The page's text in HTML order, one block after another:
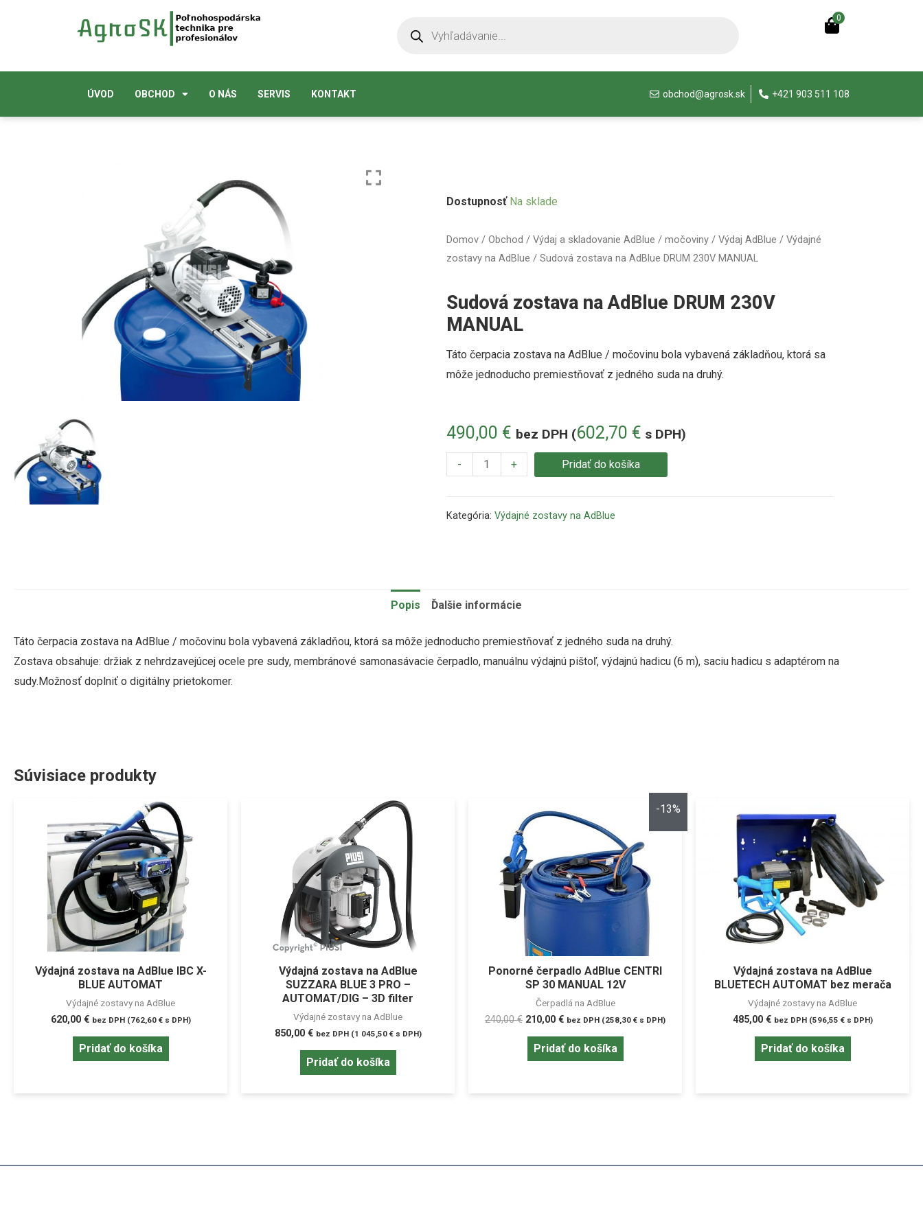
0
ÚVOD OBCHOD O NÁS SERVIS KONTAKT obchod@agrosk.sk +421 903 511 108
Domov/ Obchod / Výdaj a skladovanie AdBlue / močoviny/ Výdaj AdBlue / Výdajné
zostavy na AdBlue / Sudová zostava na AdBlue DRUM 230V MANUAL
Sudová zostava na AdBlue DRUM 230V
MANUAL
490,00 € bez DPH (602,70 € s DPH)
Táto čerpacia zostava na AdBlue / močovinu bola vybavená základňou, ktorá sa
môže jednoducho premiestňovať z jedného suda na druhý.
Dostupnosť Na sklade
- + Pridať do košíka
Kategória: Výdajné zostavy na AdBlue
Popis Ďalšie informácie
Táto čerpacia zostava na AdBlue / močovinu bola vybavená základňou, ktorá sa môže jednoducho premiestňovať z jedného suda na druhý.
Zostava obsahuje: držiak z nehrdzavejúcej ocele pre sudy, membránové samonasávacie čerpadlo, manuálnu výdajnú pištoľ, výdajnú hadicu (6 m), saciu hadicu s adaptérom na
sudy.Možnosť doplniť o digitálny prietokomer.
Súvisiace produkty
Výdajná zostava na AdBlue IBC X-
BLUE AUTOMAT
Výdajné zostavy na AdBlue
620,00 € bez DPH (762,60 €s DPH)
Pridať do košíka
Výdajná zostava na AdBlue
SUZZARA BLUE 3 PRO –
AUTOMAT/DIG – 3D filter
Výdajné zostavy na AdBlue
850,00 € bez DPH (1 045,50 €s DPH)
Pridať do košíka
-13%
Ponorné čerpadlo AdBlue CENTRI
SP 30 MANUAL 12V
Čerpadlá na AdBlue
240,00€ 210,00 € bez DPH (258,30 € s DPH)
Pridať do košíka
Výdajná zostava na AdBlue
BLUETECH AUTOMAT bez merača
Výdajné zostavy na AdBlue
485,00 € bez DPH (596,55 €s DPH)
Pridať do košíka